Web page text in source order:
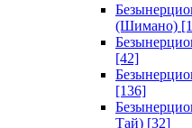
(Шимано)
[42]
[136]
Тай) [32]